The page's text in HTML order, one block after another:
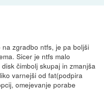
zgradbo ntfs, je pa boljši
Sicer je ntfs malo
čimbolj skupaj in zmanjša
varnejši od fat(podpira
omejevanje porabe